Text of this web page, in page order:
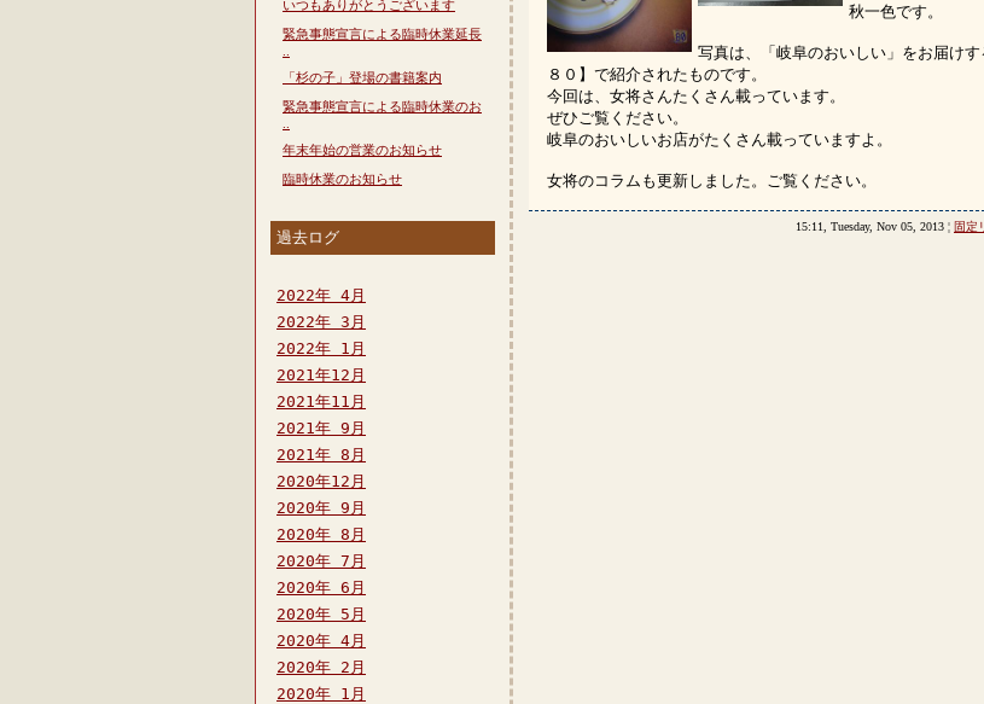
いつもありがとうございます
緊急事態宣言による臨時休業延長
「杉の子」登場の書籍案内
緊急事態宣言による臨時休業のお
年末年始の営業のお知らせ
臨時休業のお知らせ
過去ログ
2022年 4月
2022年 3月
2022年 1月
2021年12月
2021年11月
2021年 9月
2021年 8月
2020年12月
2020年 9月
2020年 8月
2020年 7月
2020年 6月
2020年 5月
2020年 4月
2020年 2月
2020年 1月
秋一色です。
写真は、「岐阜のおいしい」をお届け
８０】で紹介されたものです。
今回は、女将さんたくさん載っています。
ぜひご覧ください。
岐阜のおいしいお店がたくさん載っていますよ。
女将のコラムも更新しました。ご覧ください。
15:11, Tuesday, Nov 05, 2013 ¦ 固定